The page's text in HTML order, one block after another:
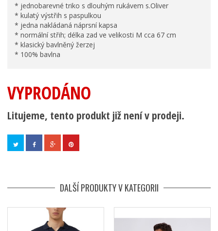
* jednobarevné triko s dlouhým rukávem s.Oliver
* kulatý výstřih s paspulkou
* jedna nakládaná náprsní kapsa
* normální střih; délka zad ve velikosti M cca 67 cm
* klasický bavlněný žerzej
* 100% bavlna
VYPRODÁNO
Litujeme, tento produkt již není v prodeji.
DALŠÍ PRODUKTY V KATEGORII